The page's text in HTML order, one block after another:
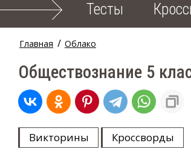
Тесты
Главная / Облако
Обществознание 5
Викторины Кроссворды